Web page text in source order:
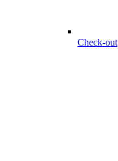
Check-out